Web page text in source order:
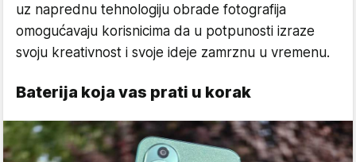
uz naprednu tehnologiju obrade fotografija
omogućavaju korisnicima da u potpunosti izraze
svoju kreativnost i svoje ideje zamrznu u vremenu.
Baterija koja vas prati u korak